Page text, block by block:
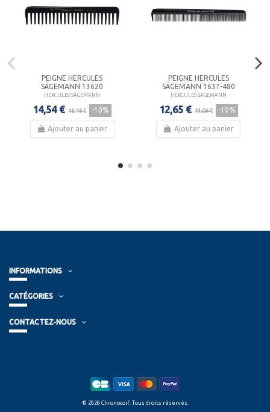
PEIGNE HERCULES
SÄGEMANN 13620
HERCULES SÄGEMANN
14,54 € 16,16 € -10%
Ajouter au panier
PEIGNE HERCULES
SÄGEMANN 1637-480
HERCULES SÄGEMANN
12,65 € 14,06 € -10%
Ajouter au panier
INFORMATIONS
CATÉGORIES
CONTACTEZ-NOUS
© 2026 Chronocoif. Tous droits réservés.